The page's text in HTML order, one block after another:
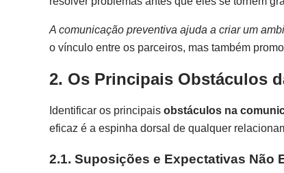
A comunicação preventiva ajuda a criar um
o vínculo entre os parceiros, mas também
2. Os Principais Obstáculos
Identificar os principais obstáculos na
eficaz é a espinha dorsal de qualquer
2.1. Suposições e Expectativas Não